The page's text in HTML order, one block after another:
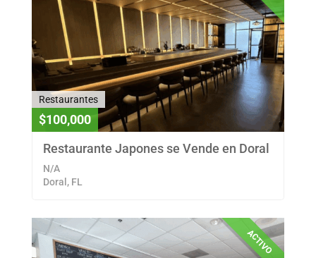
Restaurantes
$100,000
Restaurante Japones se Vende en Doral
N/A
Doral, FL
ACTIVO